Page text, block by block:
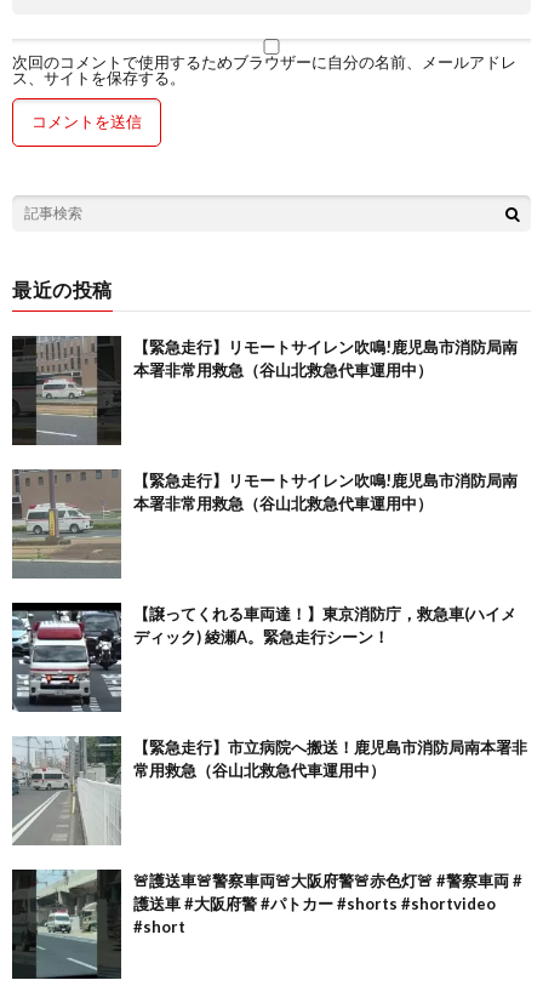
次回のコメントで使用するためブラウザーに自分の名前、メールアドレ
ス、サイトを保存する。
最近の投稿
【緊急走行】リモートサイレン吹鳴!鹿児島市消防局南
本署非常用救急（谷山北救急代車運用中）
【緊急走行】リモートサイレン吹鳴!鹿児島市消防局南
本署非常用救急（谷山北救急代車運用中）
【譲ってくれる車両達！】東京消防庁，救急車(ハイメ
ディック) 綾瀬A。緊急走行シーン！
【緊急走行】市立病院へ搬送！鹿児島市消防局南本署非
常用救急（谷山北救急代車運用中）
🚨護送車🚨警察車両🚨大阪府警🚨赤色灯🚨 #警察車両 #
護送車 #大阪府警 #パトカー #shorts #shortvideo
#short